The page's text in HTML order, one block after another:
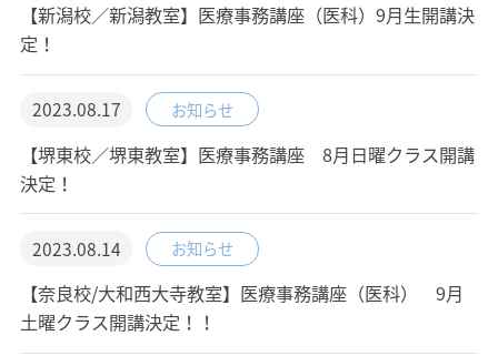
【新潟校／新潟教室】医療事務講座（医科）9月生開講決
定！
2023.08.17 お知らせ
【堺東校／堺東教室】医療事務講座 8月日曜クラス開講
決定！
2023.08.14 お知らせ
【奈良校/大和西大寺教室】医療事務講座（医科） 9月
土曜クラス開講決定！！